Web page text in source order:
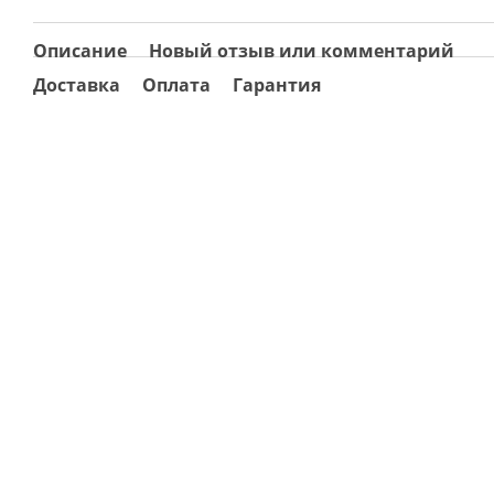
Описание
Новый отзыв или комментарий
Доставка
Оплата Гарантия